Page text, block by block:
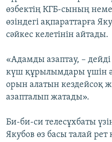
өзбектің КГБ-сының
өзіндегі ақпараттарға
сәйкес келетінін айтады.
«Адамды азаптау, –
күш құрылымдары үшін
орын алатын кездейсоқ
азапталып жатады».
Би-би-си телесұхбаты
Якубов өз басы талай рет